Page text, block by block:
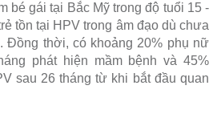
bé gái tại Bắc Mỹ trong độ tuổi 15 -
tồn tại HPV trong âm đạo dù chưa
Đồng thời, có khoảng 20% phụ nữ
phát hiện mầm bệnh và 45%
sau 26 tháng từ khi bắt đầu quan